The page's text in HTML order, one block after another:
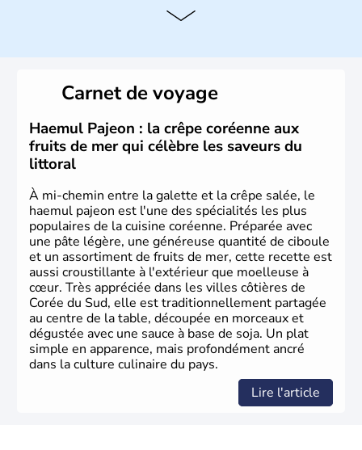
Histoire et administration
christianisme et le bouddhisme en sont les deux
principales religions. Ce pays partage sa culture avec la
Corée du Nord. Les Jeux Olympiques s’y sont déroulés en
1988, de même que la Coupe du Monde de football en
2002, en collaboration avec le Japon.
Carnet de voyage
Haemul Pajeon : la crêpe coréenne aux
fruits de mer qui célèbre les saveurs du
littoral
À mi-chemin entre la galette et la crêpe salée, le
haemul pajeon est l'une des spécialités les plus
populaires de la cuisine coréenne. Préparée avec
une pâte légère, une généreuse quantité de ciboule
et un assortiment de fruits de mer, cette recette est
aussi croustillante à l'extérieur que moelleuse à
cœur. Très appréciée dans les villes côtières de
Corée du Sud, elle est traditionnellement partagée
au centre de la table, découpée en morceaux et
dégustée avec une sauce à base de soja. Un plat
simple en apparence, mais profondément ancré
dans la culture culinaire du pays.
Lire l'article